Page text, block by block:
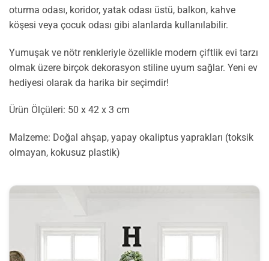
oturma odası, koridor, yatak odası üstü, balkon, kahve
köşesi veya çocuk odası gibi alanlarda kullanılabilir.
Yumuşak ve nötr renkleriyle özellikle modern çiftlik evi tarzı
olmak üzere birçok dekorasyon stiline uyum sağlar. Yeni ev
hediyesi olarak da harika bir seçimdir!
Ürün Ölçüleri: 50 x 42 x 3 cm
Malzeme: Doğal ahşap, yapay okaliptus yaprakları (toksik
olmayan, kokusuz plastik)